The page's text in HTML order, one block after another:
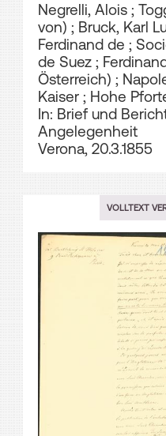
Negrelli, Alois;
von) ; Bruck, Karl
Ferdinand de ;
de Suez;
Österreich) ;
Kaiser; Hohe
In: Brief und
Angelegenheit
Verona, 20.3.1855
VOLLTEXT